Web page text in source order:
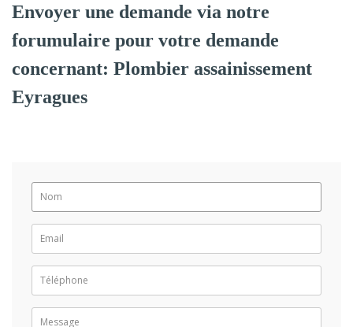
Envoyer une demande via notre
forumulaire pour votre demande
concernant: Plombier assainissement
Eyragues